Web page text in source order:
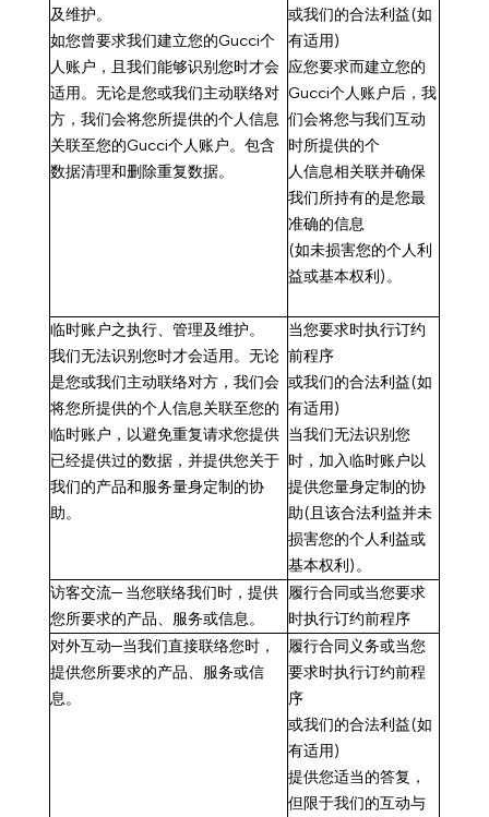
及维护。
如您曾要求我们建立您的Gucci个
人账户，且我们能够识别您时才会
适用。无论是您或我们主动联络对
方，我们会将您所提供的个人信息
关联至您的Gucci个人账户。包含
数据清理和删除重复数据。
或我们的合法利益(如
有适用)
应您要求而建立您的
Gucci个人账户后，我
们会将您与我们互动
时所提供的个
人信息相关联并确保
我们所持有的是您最
准确的信息
(如未损害您的个人利
益或基本权利)。
临时账户之执行、管理及维护。
我们无法识别您时才会适用。无论
是您或我们主动联络对方，我们会
将您所提供的个人信息关联至您的
临时账户，以避免重复请求您提供
已经提供过的数据，并提供您关于
我们的产品和服务量身定制的协
助。
当您要求时执行订约
前程序
或我们的合法利益(如
有适用)
当我们无法识别您
时，加入临时账户以
提供您量身定制的协
助(且该合法利益并未
损害您的个人利益或
基本权利)。
访客交流─ 当您联络我们时 ，提供
您所要求的产品、服务或信息。
履行合同或当您要求
时执行订约前程序
对外互动─当我们直接联络您时 ，
提供您所要求的产品、服务或信
息。
履行合同义务或当您
要求时执行订约前程
序
或我们的合法利益(如
有适用)
提供您适当的答复，
但限于我们的互动与